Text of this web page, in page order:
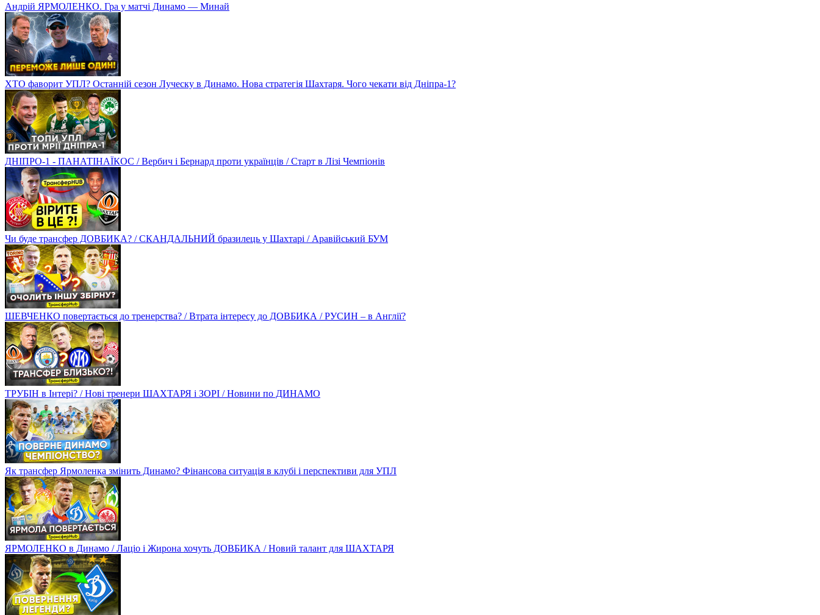
Андрій ЯРМОЛЕНКО. Гра у матчі Динамо — Минай
ХТО фаворит УПЛ? Останній сезон Луческу в Динамо. Нова стратегія Шахтаря. Чого чекати від Дніпра-1?
ДНІПРО-1 - ПАНАТІНАЇКОС / Вербич і Бернард проти українців / Старт в Лізі Чемпіонів
Чи буде трансфер ДОВБИКА? / СКАНДАЛЬНИЙ бразилець у Шахтарі / Аравійський БУМ
ШЕВЧЕНКО повертається до тренерства? / Втрата інтересу до ДОВБИКА / РУСИН – в Англії?
ТРУБІН в Інтері? / Нові тренери ШАХТАРЯ і ЗОРІ / Новини по ДИНАМО
Як трансфер Ярмоленка змінить Динамо? Фінансова ситуація в клубі і перспективи для УПЛ
ЯРМОЛЕНКО в Динамо / Лаціо і Жирона хочуть ДОВБИКА / Новий талант для ШАХТАРЯ